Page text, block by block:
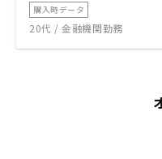
購入時データ
20代 / 金融機関勤務